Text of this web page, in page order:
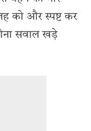
को और स्पष्ट कर
सवाल खड़े